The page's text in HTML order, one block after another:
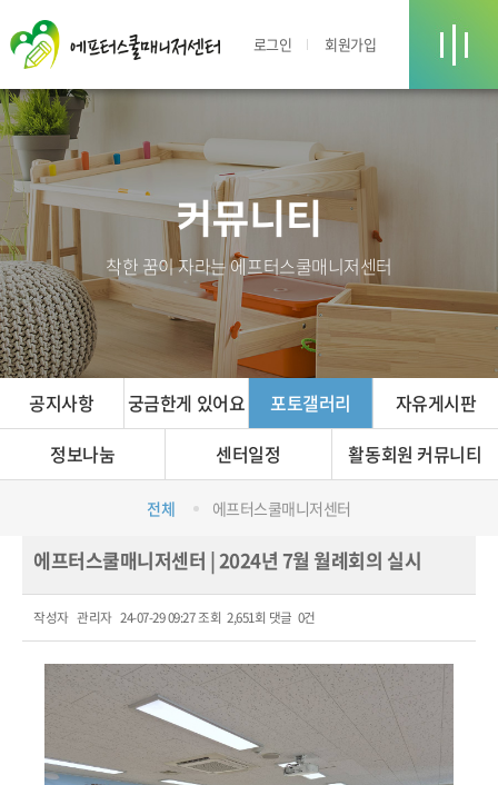
로그인 회원가입
커뮤니티
착한 꿈이 자라는 에프터스쿨매니저센터
공지사항 궁금한게 있어요 포토갤러리
전체 에프터스쿨매니저센터
자유게시판
정보나눔
센터일정 활동회원 커뮤니티
에프터스쿨매니저센터 | 2024년 7월 월례회의 실시
작성자 관리자 24-07-29 09:27조회 2,651회 댓글 0건